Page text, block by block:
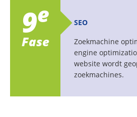
9e
Fase
SEO
Zoekmachine
engine
website wordt
zoekmachines.